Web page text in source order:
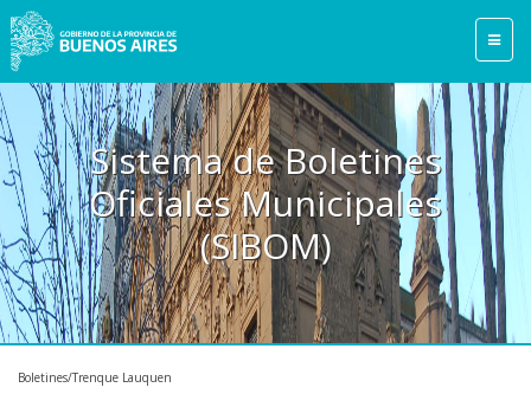
Sistema de Boletines
Oficiales Municipales
(SIBOM)
Boletines/Trenque Lauquen